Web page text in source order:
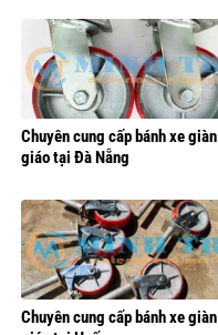
Chuyên cung cấp bánh xe giàn
giáo tại Đà Nẵng
Chuyên cung cấp bánh xe giàn